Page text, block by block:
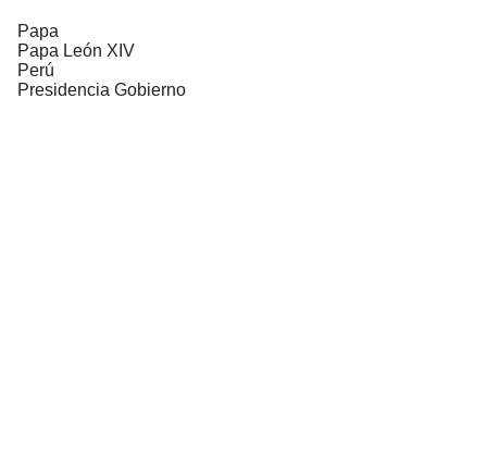
Papa
Papa León XIV
Perú
Presidencia Gobierno